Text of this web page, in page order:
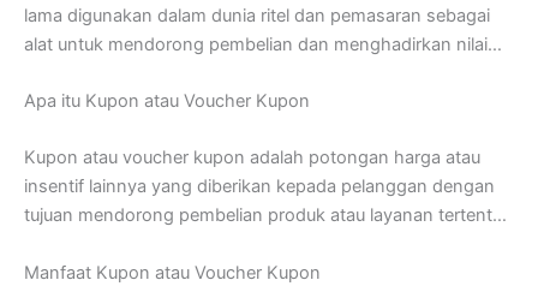
lama digunakan dalam dunia ritel dan pemasaran sebagai
alat untuk mendorong pembelian dan menghadirkan nilai
menjelaskan tentang kupon atau voucher kupon,
dunia perdagangan dan konsumen.
Apa itu Kupon atau Voucher Kupon
Kupon atau voucher kupon adalah potongan harga atau
insentif lainnya yang diberikan kepada pelanggan dengan
tujuan mendorong pembelian produk atau layanan tertentu.
informasi tentang penawaran, sedangkan voucher kupon
Manfaat Kupon atau Voucher Kupon